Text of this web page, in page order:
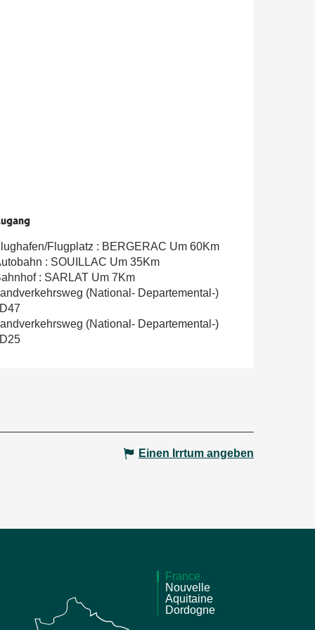
Flugplatz : BERGERAC Um 60Km
: SOUILLAC Um 35Km
: SARLAT Um 7Km
(National- Departemental-)
(National- Departemental-)
Einen Irrtum angeben
France
Nouvelle
Aquitaine
Dordogne